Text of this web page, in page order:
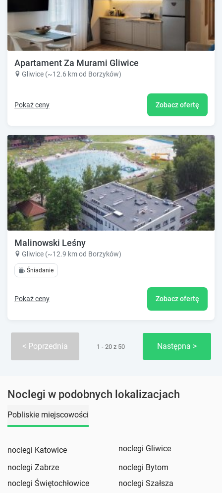
Apartament Za Murami Gliwice
Gliwice (~12.6 km od Borzyków)
Pokaż ceny Zobacz ofertę
Malinowski Leśny
Gliwice (~12.9 km od Borzyków)
Śniadanie
Pokaż ceny Zobacz ofertę
Poprzednia 1 - 20 z 50 Następna
Noclegi w podobnych lokalizacjach
Pobliskie miejscowości
noclegi Katowice
noclegi Gliwice
noclegi Zabrze
noclegi Bytom
noclegi Świętochłowice
noclegi Szałsza